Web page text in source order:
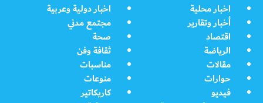
اخبار محلية
اخبار دولية وعربية
أخبار وتقارير
مجتمع مدني
اقتصاد
صحة
الرياضة
ثقافة وفن
مقالات
مناسبات
حوارات
منوعات
فيديو
كاريكاتير